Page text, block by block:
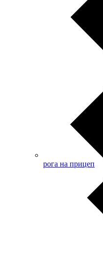
рога на прицеп